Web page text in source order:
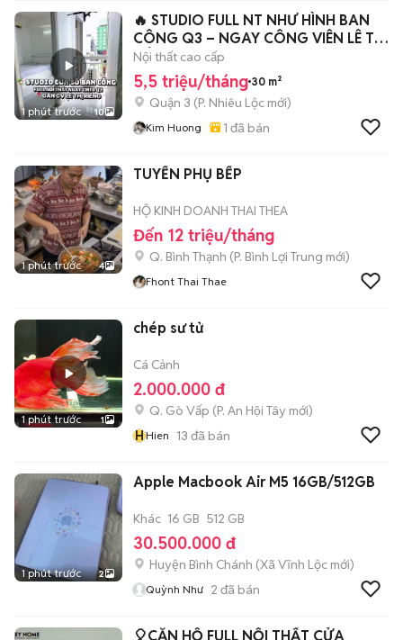
1 phút trước 10
🔥 STUDIO FULL NT NHƯ HÌNH BAN
CÔNG Q3 – NGAY CÔNG VIÊN LÊ THỊ
RIÊNG 🔥
Nội thất cao cấp
5,5 triệu/tháng 30 m²
Quận 3 (P. Nhiêu Lộc mới)
Kim Huong 1 đã bán
1 phút trước 4
TUYỂN PHỤ BẾP
HỘ KINH DOANH THAI THEA
Đến 12 triệu/tháng
Q. Bình Thạnh (P. Bình Lợi Trung mới)
Fhont Thai Thae
1 phút trước 1
chép sư tử
Cá Cảnh
2.000.000 đ
Q. Gò Vấp (P. An Hội Tây mới)
HHien 13 đã bán
1 phút trước 2
Apple Macbook Air M5 16GB/512GB
Khác 16 GB 512 GB
30.500.000 đ
Huyện Bình Chánh (Xã Vĩnh Lộc mới)
Quỳnh Như 2 đã bán
🎈CĂN HỘ FULL NỘI THẤT CỬA